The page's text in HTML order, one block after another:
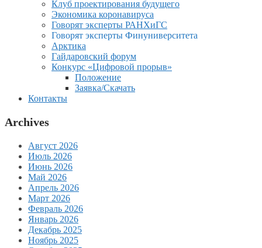
Клуб проектирования будущего
Экономика коронавируса
Говорят эксперты РАНХиГС
Говорят эксперты Финуниверситета
Арктика
Гайдаровский форум
Конкурс «Цифровой прорыв»
Положение
Заявка/Скачать
Контакты
Archives
Август 2026
Июль 2026
Июнь 2026
Май 2026
Апрель 2026
Март 2026
Февраль 2026
Январь 2026
Декабрь 2025
Ноябрь 2025